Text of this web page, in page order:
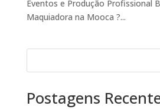
Eventos e Produção Profissional
Maquiadora na Mooca ?...
Postagens